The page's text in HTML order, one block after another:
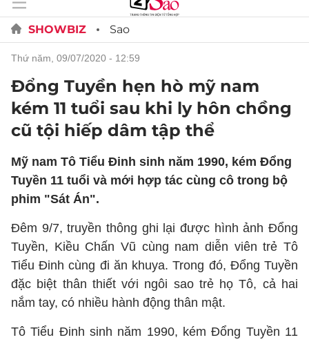
SHOWBIZ Sao
thứ năm, 09/07/2020 - 12:59
Đổng Tuyền hẹn hò mỹ nam
kém 11 tuổi sau khi ly hôn chồng
cũ tội hiếp dâm tập thể
Mỹ nam Tô Tiểu Đinh sinh năm 1990, kém Đổng
Tuyền 11 tuổi và mới hợp tác cùng cô trong bộ
phim "Sát Án".
Đêm 9/7, truyền thông ghi lại được hình ảnh Đổng
Tuyền, Kiều Chấn Vũ cùng nam diễn viên trẻ Tô
Tiểu Đinh cùng đi ăn khuya. Trong đó, Đổng Tuyền
đặc biệt thân thiết với ngôi sao trẻ họ Tô, cả hai
nắm tay, có nhiều hành động thân mật.
Tô Tiểu Đinh sinh năm 1990, kém Đổng Tuyền 11